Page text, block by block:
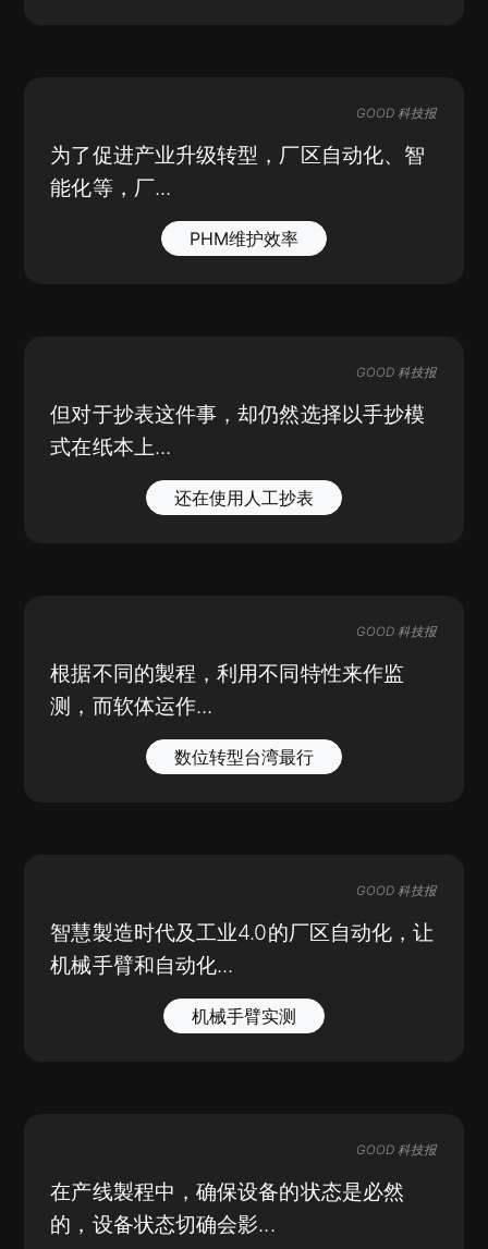
GOOD 科技报
为了促进产业升级转型，厂区自动化、智
能化等，厂...
PHM维护效率
GOOD 科技报
但对于抄表这件事，却仍然选择以手抄模
式在纸本上...
还在使用人工抄表
GOOD 科技报
根据不同的製程，利用不同特性来作监
测，而软体运作...
数位转型台湾最行
GOOD 科技报
智慧製造时代及工业4.0的厂区自动化，让
机械手臂和自动化...
机械手臂实测
GOOD 科技报
在产线製程中，确保设备的状态是必然
的，设备状态切确会影...